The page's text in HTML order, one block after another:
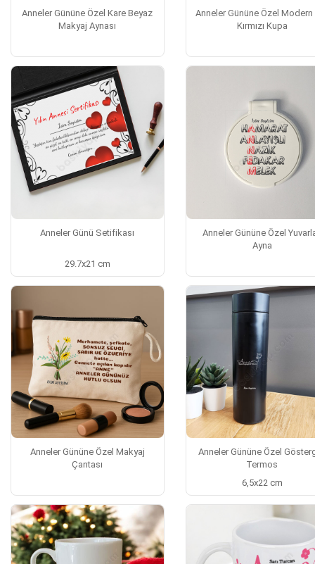
Anneler Gününe Özel Kare Beyaz
Makyaj Aynası
Anneler Gününe Özel Modern
Kırmızı Kupa
Anneler Günü Setifikası
29.7x21 cm
Anneler Gününe Özel
Ayna
Anneler Gününe Özel Makyaj
Çantası
Anneler Gününe Özel
Termos
6,5x22 cm